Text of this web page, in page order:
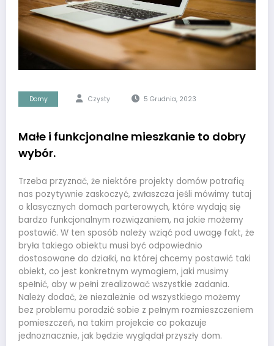
Domy Czysty 5 Grudnia, 2023
Małe i funkcjonalne mieszkanie to dobry
wybór.
Trzeba przyznać, że niektóre projekty domów potrafią
nas pozytywnie zaskoczyć, zwłaszcza jeśli mówimy tutaj
o klasycznych domach parterowych, które wydają się
bardzo funkcjonalnym rozwiązaniem, na jakie możemy
postawić. W ten sposób należy wziąć pod uwagę fakt, że
bryła takiego obiektu musi być odpowiednio
dostosowane do działki, na której chcemy postawić taki
obiekt, co jest konkretnym wymogiem, jaki musimy
spełnić, aby w pełni zrealizować wszystkie zadania.
Należy dodać, że niezależnie od wszystkiego możemy
bez problemu poradzić sobie z pełnym rozmieszczeniem
pomieszczeń, na takim projekcie co pokazuje
jednoznacznie, jak będzie wyglądał przyszły dom.